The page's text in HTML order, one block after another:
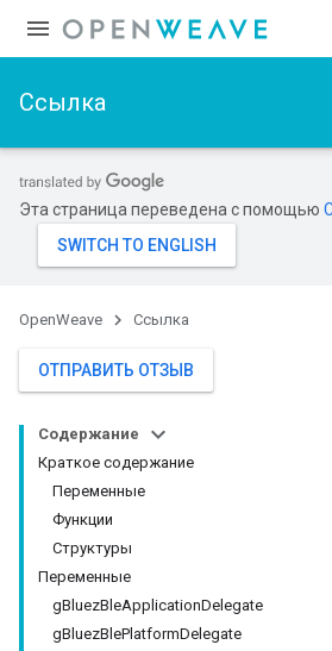
Ссылка
Эта страница переведена с помощью
OpenWeave Ссылка
ОТПРАВИТЬ ОТЗЫВ
Содержание
Краткое содержание
Переменные
Функции
Структуры
Переменные
gBluezBleApplicationDelegate
gBluezBlePlatformDelegate